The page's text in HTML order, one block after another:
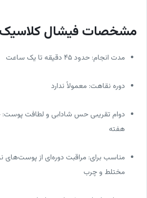
مشخصات فیشال کلاسیک
مدت انجام: حدود ۴۵ دقیقه تا یک ساعت
دوره نقاهت: معمولاً ندارد
هفته
مناسب برای: مراقبت دوره‌ای از پوست‌های
مختلط و چرب